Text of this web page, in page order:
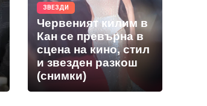
ЗВЕЗДИ
Червеният килим в
Кан се превърна в
сцена на кино, стил
и звезден разкош
(снимки)